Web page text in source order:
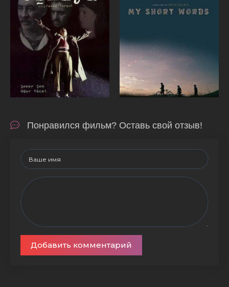
Понравился фильм? Оставь свой отзыв!
Добавить комментарий